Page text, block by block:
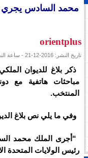
محمد السادس يجري
orientplus
تاريخ النشر: 2016-12-21 - ساعة النشر: 16:49
ذكر بلاغ للديوان
مباحثات هاتفية مع
المنتخب.
وفي ما يلي نص بلاغ
“أجرى الملك محمد
رئيس الولايات المتحدة